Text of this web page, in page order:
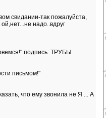
свидании-так пожалуйста,
надо..вдруг
подпись: ТРУБЫ
письмом!"
что ему звонила не Я ... А